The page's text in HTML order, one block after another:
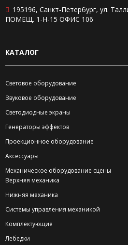
195196, Санкт-Петербург, ул.
ПОМЕЩ. 1-Н-15 ОФИС 106
КАТАЛОГ
Световое оборудование
Звуковое оборудование
Светодиодные экраны
Генераторы эффектов
Проекционное оборудование
Аксессуары
Механическое оборудование сцены
Верхняя механика
Нижняя механика
Системы управления механикой
Комплектующие
Лебедки